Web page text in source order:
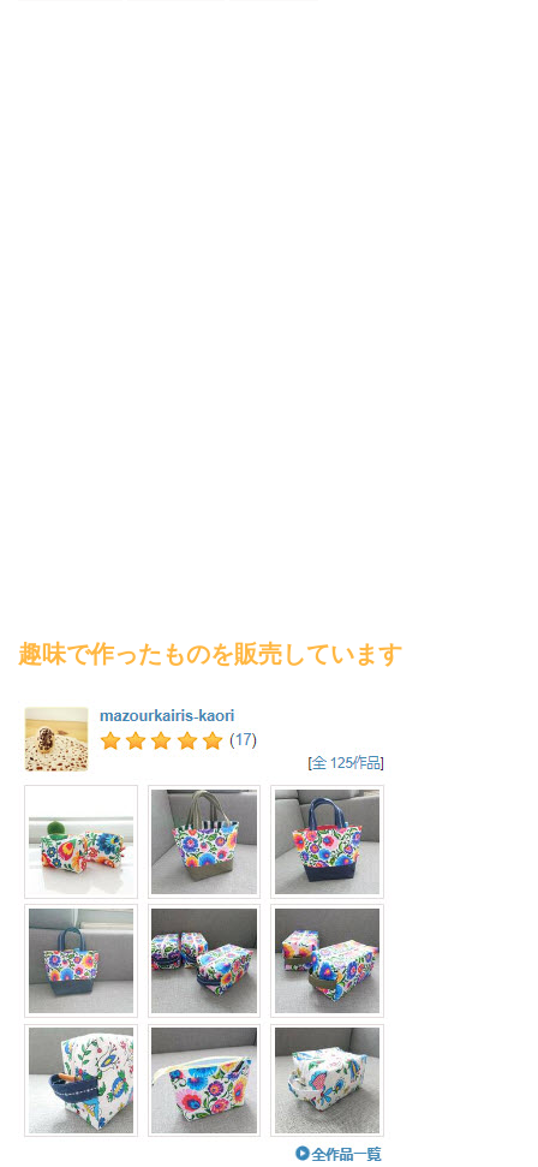
趣味で作ったものを販売しています